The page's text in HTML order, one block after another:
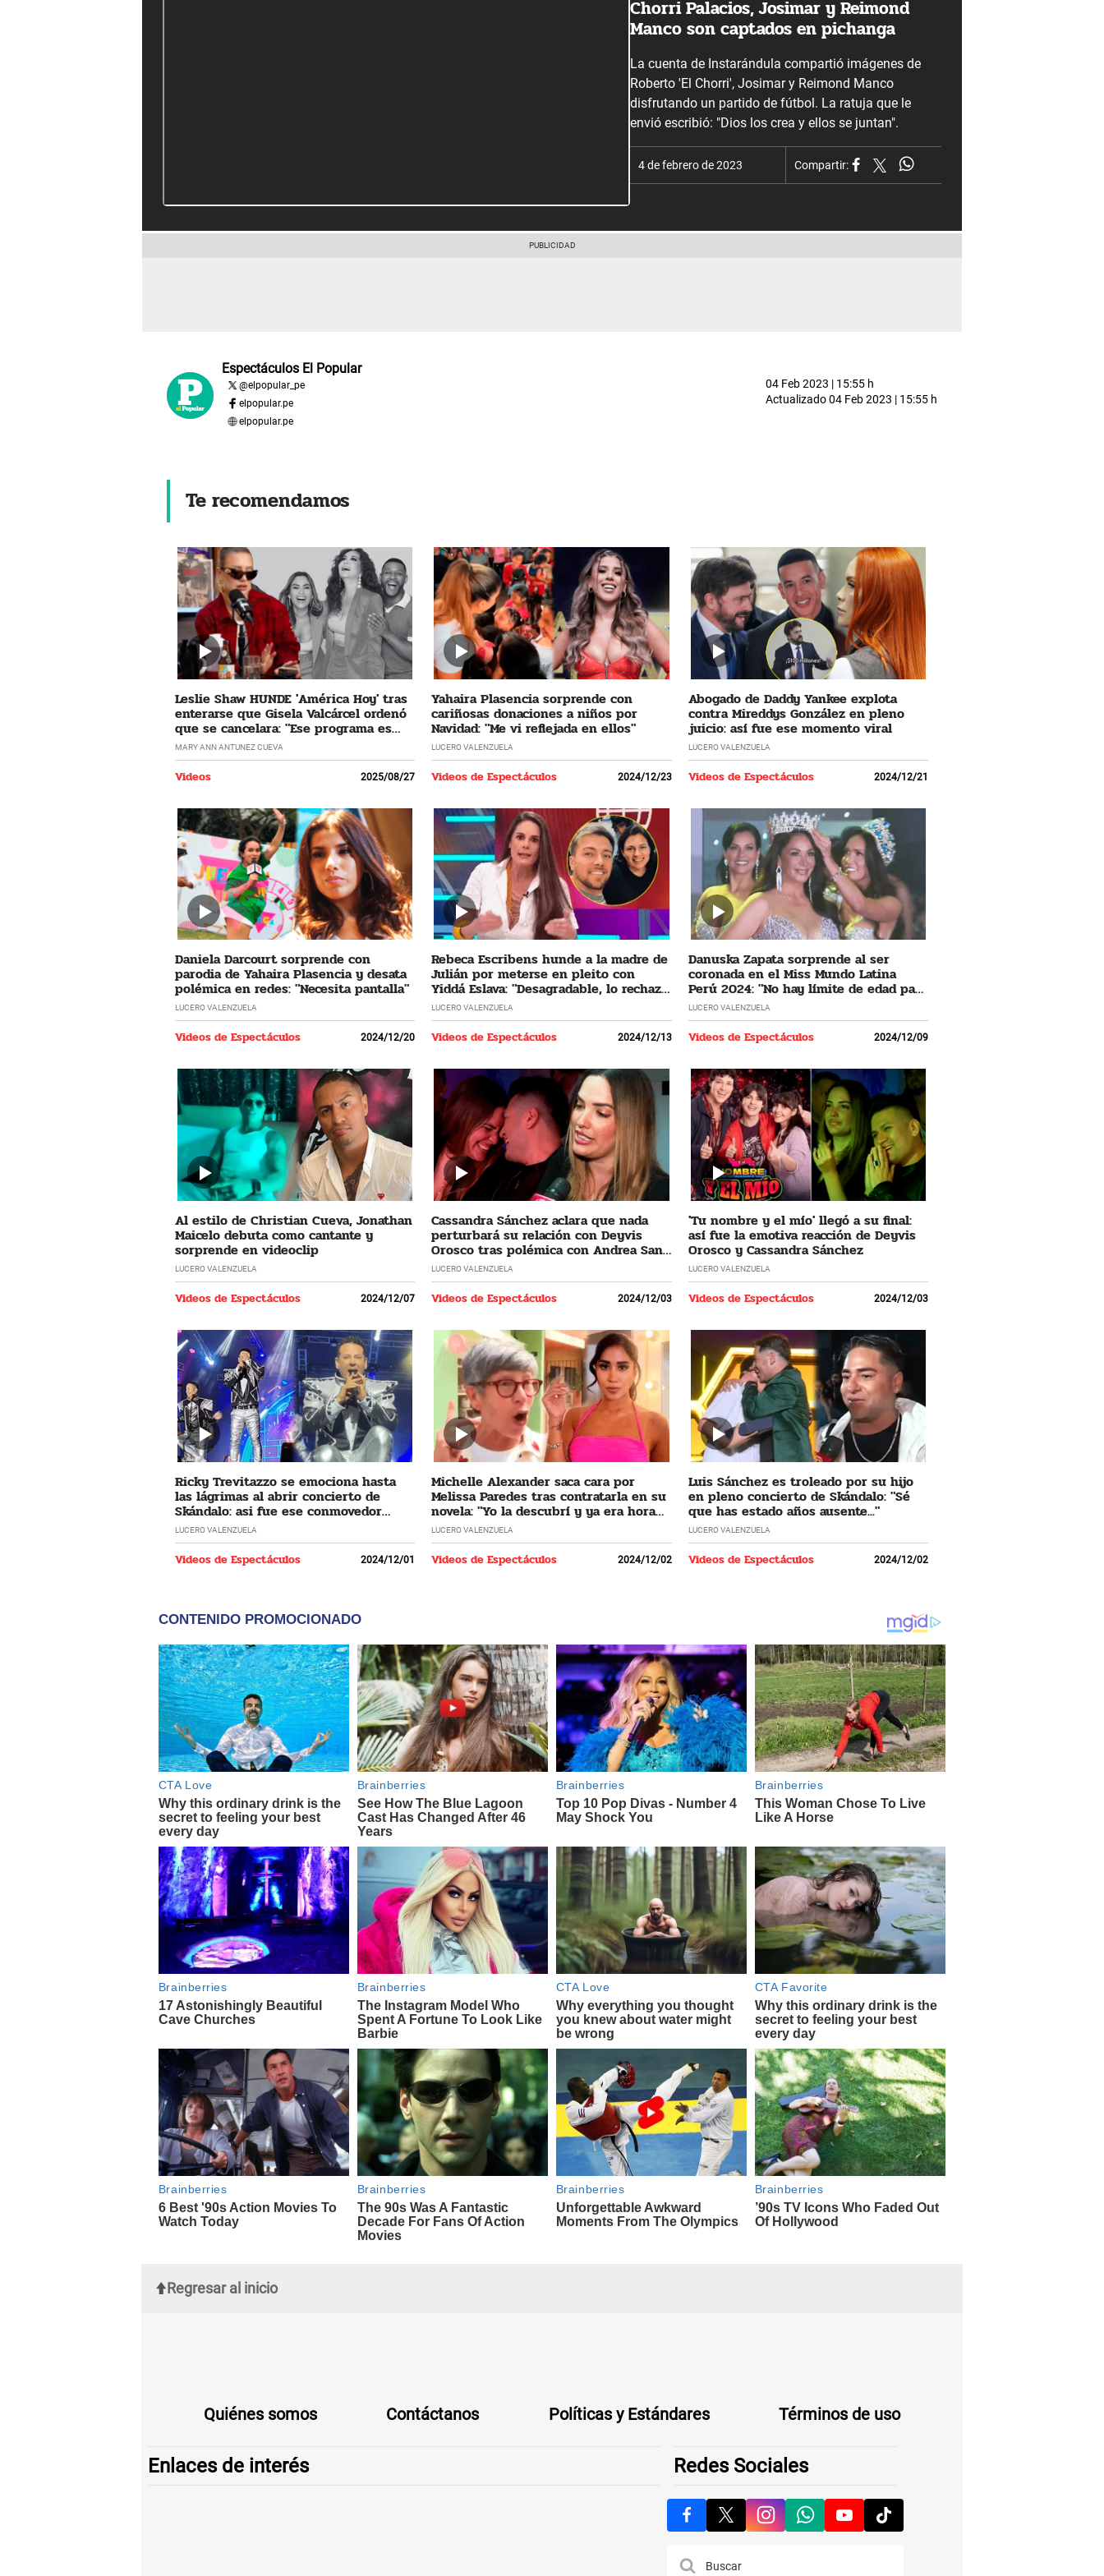
Chorri Palacios, Josimar y Reimond
Manco son captados en pichanga
La cuenta de Instarándula compartió imágenes de
Roberto 'El Chorri', Josimar y Reimond Manco
disfrutando un partido de fútbol. La ratuja que le
envió escribió: "Dios los crea y ellos se juntan".
4 de febrero de 2023 Compartir:
Espectáculos El Popular
@elpopular_pe
elpopular.pe
elpopular.pe
04 Feb 2023 | 15:55 h
Actualizado04 Feb 2023 | 15:55 h
Te recomendamos
Leslie Shaw HUNDE 'América Hoy' tras
enterarse que Gisela Valcárcel ordenó
que se cancelara: "Ese programa es
horrible"
MARY ANN ANTUNEZ CUEVA
Videos 2025/08/27
Yahaira Plasencia sorprende con
cariñosas donaciones a niños por
Navidad: "Me vi reflejada en ellos"
LUCERO VALENZUELA
Videos de Espectáculos 2024/12/23
Abogado de Daddy Yankee explota
contra Mireddys González en pleno
juicio: así fue ese momento viral
LUCERO VALENZUELA
Videos de Espectáculos 2024/12/21
Daniela Darcourt sorprende con
parodia de Yahaira Plasencia y desata
polémica en redes: "Necesita pantalla"
LUCERO VALENZUELA
Videos de Espectáculos 2024/12/20
Rebeca Escribens hunde a la madre de
Julián por meterse en pleito con
Yiddá Eslava: "Desagradable, lo rechazo
profundamente"
LUCERO VALENZUELA
Videos de Espectáculos 2024/12/13
Danuska Zapata sorprende al ser
coronada en el Miss Mundo Latina
Perú 2024: "No hay límite de edad para
cumplir los sueños"
LUCERO VALENZUELA
Videos de Espectáculos 2024/12/09
Al estilo de Christian Cueva, Jonathan
Maicelo debuta como cantante y
sorprende en videoclip
LUCERO VALENZUELA
Videos de Espectáculos 2024/12/07
Cassandra Sánchez aclara que nada
perturbará su relación con Deyvis
Orosco tras polémica con Andrea San
Martín
LUCERO VALENZUELA
Videos de Espectáculos 2024/12/03
'Tu nombre y el mío' llegó a su final:
así fue la emotiva reacción de Deyvis
Orosco y Cassandra Sánchez
LUCERO VALENZUELA
Videos de Espectáculos 2024/12/03
Ricky Trevitazzo se emociona hasta
las lágrimas al abrir concierto de
Skándalo: asi fue ese conmovedor
momento
LUCERO VALENZUELA
Videos de Espectáculos 2024/12/01
Michelle Alexander saca cara por
Melissa Paredes tras contratarla en su
novela: "Yo la descubrí y ya era hora
que regrese"
LUCERO VALENZUELA
Videos de Espectáculos 2024/12/02
Luis Sánchez es troleado por su hijo
en pleno concierto de Skándalo: "Sé
que has estado años ausente..."
LUCERO VALENZUELA
Videos de Espectáculos 2024/12/02
Regresar al inicio
Quiénes somos Contáctanos Políticas y Estándares Términos de uso
Enlaces de interés Redes Sociales